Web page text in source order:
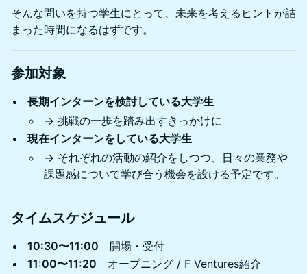
そんな問いを持つ学生にとって、未来を考えるヒントが詰
まった時間になるはずです。
参加対象
長期インターンを検討している大学生
→ 挑戦の一歩を踏み出すきっかけに
現在インターンをしている大学生
→ それぞれの活動の紹介をしつつ、日々の業務や
課題感について学び合う機会を設ける予定です。
タイムスケジュール
10:30〜11:00 開場・受付
11:00〜11:20 オープニング / F Ventures紹介